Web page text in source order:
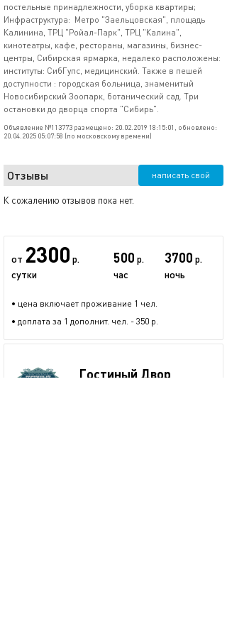
постельные принадлежности, уборка квартиры;
Инфраструктура: Метро "Заельцовская", площадь
Калинина, ТРЦ "Ройал-Парк", ТРЦ "Калина",
кинотеатры, кафе, рестораны, магазины, бизнес-
центры, Сибирская ярмарка, недалеко расположены:
институты: СибГупс, медицинский. Также в пешей
доступности : городская больница, знаменитый
Новосибирский Зоопарк, ботанический сад. Три
остановки до дворца спорта "Сибирь".
Объявление №113773 размещено: 20.02.2019 18:15:01, обновлено:
20.04.2025 05:07:58 (по московскому времени)
Отзывы написать свой
К сожалению отзывов пока нет.
от 2300 р.
сутки
500 р.
час
3700 р.
ночь
• цена включает проживание 1 чел.
• доплата за 1 дополнит. чел. - 350 р.
Гостиный Двор